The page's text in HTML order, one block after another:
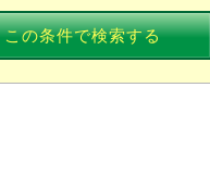
この条件で検索する